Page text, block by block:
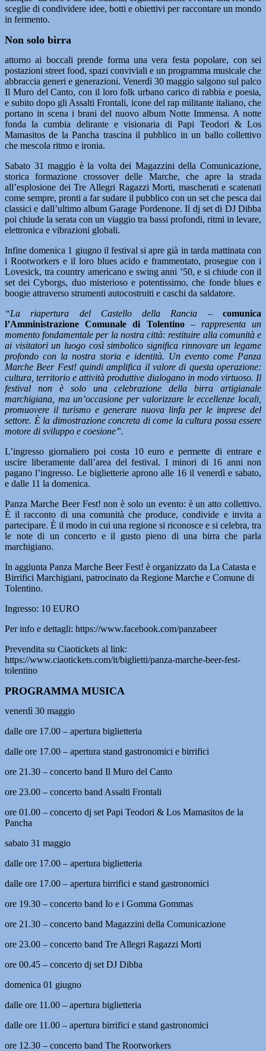
sceglie di condividere idee, botti e obiettivi per raccontare un mondo
in fermento.
Non solo birra
attorno ai boccali prende forma una vera festa popolare, con sei
postazioni street food, spazi conviviali e un programma musicale che
abbraccia generi e generazioni. Venerdì 30 maggio salgono sul palco
Il Muro del Canto, con il loro folk urbano carico di rabbia e poesia,
e subito dopo gli Assalti Frontali, icone del rap militante italiano, che
portano in scena i brani del nuovo album Notte Immensa. A notte
fonda la cumbia delirante e visionaria di Papi Teodori & Los
Mamasitos de la Pancha trascina il pubblico in un ballo collettivo
che mescola ritmo e ironia.
Sabato 31 maggio è la volta dei Magazzini della Comunicazione,
storica formazione crossover delle Marche, che apre la strada
all’esplosione dei Tre Allegri Ragazzi Morti, mascherati e scatenati
come sempre, pronti a far sudare il pubblico con un set che pesca dai
classici e dall’ultimo album Garage Pordenone. Il dj set di DJ Dibba
poi chiude la serata con un viaggio tra bassi profondi, ritmi in levare,
elettronica e vibrazioni globali.
Infine domenica 1 giugno il festival si apre già in tarda mattinata con
i Rootworkers e il loro blues acido e frammentato, prosegue con i
Lovesick, tra country americano e swing anni ’50, e si chiude con il
set dei Cyborgs, duo misterioso e potentissimo, che fonde blues e
boogie attraverso strumenti autocostruiti e caschi da saldatore.
“La riapertura del Castello della Rancia –comunica
l’Amministrazione Comunale di Tolentino– rappresenta un
momento fondamentale per la nostra città: restituire alla comunità e
ai visitatori un luogo così simbolico significa rinnovare un legame
profondo con la nostra storia e identità. Un evento come Panza
Marche Beer Fest! quindi amplifica il valore di questa operazione:
cultura, territorio e attività produttive dialogano in modo virtuoso. Il
festival non è solo una celebrazione della birra artigianale
marchigiana, ma un’occasione per valorizzare le eccellenze locali,
promuovere il turismo e generare nuova linfa per le imprese del
settore. È la dimostrazione concreta di come la cultura possa essere
motore di sviluppo e coesione”.
L’ingresso giornaliero poi costa 10 euro e permette di entrare e
uscire liberamente dall’area del festival. I minori di 16 anni non
pagano l’ingresso. Le biglietterie aprono alle 16 il venerdì e sabato,
e dalle 11 la domenica.
Panza Marche Beer Fest! non è solo un evento: è un atto collettivo.
È il racconto di una comunità che produce, condivide e invita a
partecipare. È il modo in cui una regione si riconosce e si celebra, tra
le note di un concerto e il gusto pieno di una birra che parla
marchigiano.
In aggiunta Panza Marche Beer Fest! è organizzato da La Catasta e
Birrifici Marchigiani, patrocinato da Regione Marche e Comune di
Tolentino.
Ingresso: 10 EURO
Per info e dettagli: https://www.facebook.com/panzabeer
Prevendita su Ciaotickets al link:
https://www.ciaotickets.com/it/biglietti/panza-marche-beer-fest-
tolentino
PROGRAMMA MUSICA
venerdì 30 maggio
dalle ore 17.00 – apertura biglietteria
dalle ore 17.00 – apertura stand gastronomici e birrifici
ore 21.30 – concerto band Il Muro del Canto
ore 23.00 – concerto band Assalti Frontali
ore 01.00 – concerto dj set Papi Teodori & Los Mamasitos de la
Pancha
sabato 31 maggio
dalle ore 17.00 – apertura biglietteria
dalle ore 17.00 – apertura birrifici e stand gastronomici
ore 19.30 – concerto band Io e i Gomma Gommas
ore 21.30 – concerto band Magazzini della Comunicazione
ore 23.00 – concerto band Tre Allegri Ragazzi Morti
ore 00.45 – concerto dj set DJ Dibba
domenica 01 giugno
dalle ore 11.00 – apertura biglietteria
dalle ore 11.00 – apertura birrifici e stand gastronomici
ore 12.30 – concerto band The Rootworkers